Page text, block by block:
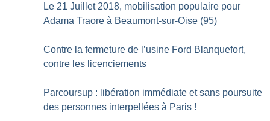
Le 21 Juillet 2018, mobilisation populaire pour
Adama Traore à Beaumont-sur-Oise (95)
Contre la fermeture de l’usine Ford Blanquefort,
contre les licenciements
Parcoursup : libération immédiate et sans poursuite
des personnes interpellées à Paris !